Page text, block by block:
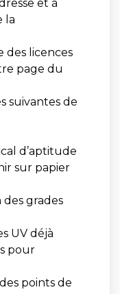
et à
la
des licences
page du
suivantes de
d’aptitude
sur papier
grades
UV déjà
pour
points de